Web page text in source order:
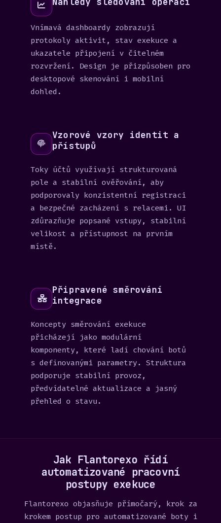
Vnímavá dashboardy zobrazují
protokoly aktivit, stav exekuce a
ukazatele připojení v čitelném
rozvržení. Design je přizpůsoben pro
desktopové skenování i mobilní
dohled.
Vzorové vzory identit a
přístupů
Toky účtů využívají strukturovaná
pole a stabilní ověřování, aby
podporovaly konzistentní registraci
a bezpečné zacházení s relacemi. UI
zdůrazňuje popsané vstupy, stabilní
velikost a přístupnost na prvním
místě.
Připravené směrování
integrace
Koncepty směrování exekuce
přicházejí jako modulární
komponenty, které ladí chování botů
s definovanými parametry. Struktura
podporuje stabilní provoz,
předvídatelné aktualizace a jasný
přehled o stavu.
Jak Flantorexo řídí
automatizované pracovní
postupy exekuce
Flantorexo objasňuje přímočarý, krok za
krokem postup pro automatizované boty i